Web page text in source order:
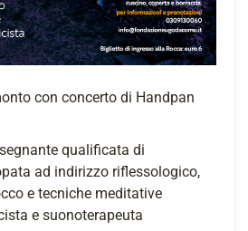
con concerto di Handpan
qualificata di
ad indirizzo riflessologico,
e tecniche meditative
e suonoterapeuta